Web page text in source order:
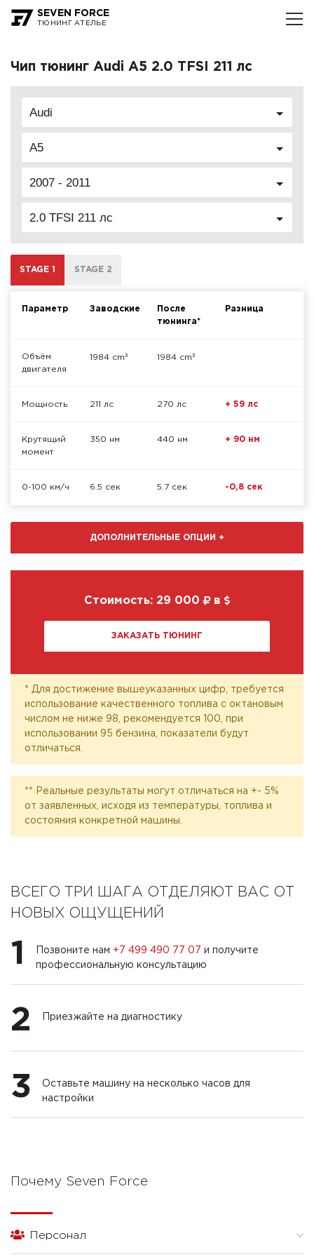
SEVEN FORCE
ТЮНИНГ АТЕЛЬЕ
Чип тюнинг Audi A5 2.0 TFSI 211 лс
Audi
A5
2007 - 2011
2.0 TFSI 211 лс
STAGE 1 STAGE 2
Параметр Заводские
После
тюнинга*
Разница
Объём
двигателя
1984 cm³ 1984 cm³
Мощность 211 лс 270 лс + 59 лс
Крутящий
момент
350 нм 440 нм + 90 нм
0-100 км/ч 6.5 сек 5.7 сек -0,8 сек
ДОПОЛНИТЕЛЬНЫЕ ОПЦИИ +
Стоимость: 29 000 в
ЗАКАЗАТЬ ТЮНИНГ
* Для достижение вышеуказанных цифр, требуется
использование качественного топлива с октановым
числом не ниже 98, рекомендуется 100, при
использовании 95 бензина, показатели будут
отличаться.
** Реальные результаты могут отличаться на +- 5%
от заявленных, исходя из температуры, топлива и
состояния конкретной машины.
ВСЕГО ТРИ ШАГА ОТДЕЛЯЮТ ВАС ОТ
НОВЫХ ОЩУЩЕНИЙ
1 Позвоните нам +7 499 490 77 07 и получите
профессиональную консультацию
2 Приезжайте на диагностику
3
Оставьте машину на несколько часов для
настройки
Почему Seven Force
Персонал